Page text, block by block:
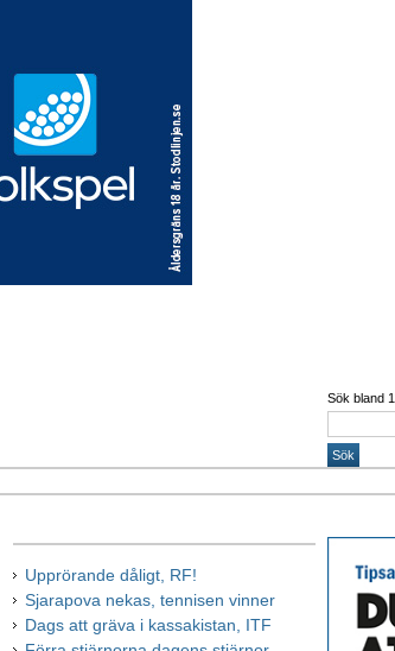
Sök bland
Upprörande dåligt, RF!
Sjarapova nekas, tennisen vinner
Dags att gräva i kassakistan, ITF